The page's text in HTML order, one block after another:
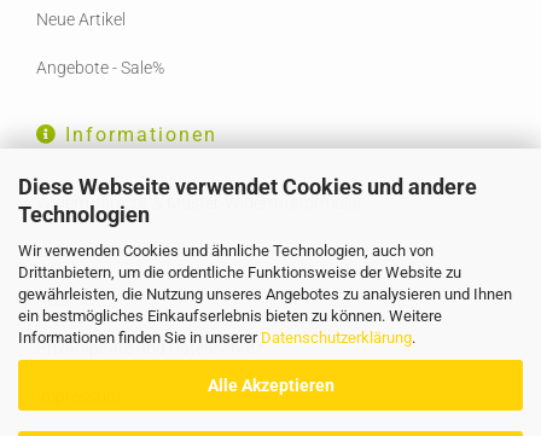
Diese Webseite verwendet Cookies und andere
Technologien
Wir verwenden Cookies und ähnliche Technologien, auch von
Drittanbietern, um die ordentliche Funktionsweise der Website zu
gewährleisten, die Nutzung unseres Angebotes zu analysieren und Ihnen
ein bestmögliches Einkaufserlebnis bieten zu können. Weitere
Informationen finden Sie in unserer Datenschutzerklärung.
Alle Akzeptieren
Neue Artikel
Angebote - Sale%
Informationen
Widerrufsrecht & Muster-Widerrufsformular
Liefer- und Versandkosten
AGB
Privatsphäre und Datenschutz